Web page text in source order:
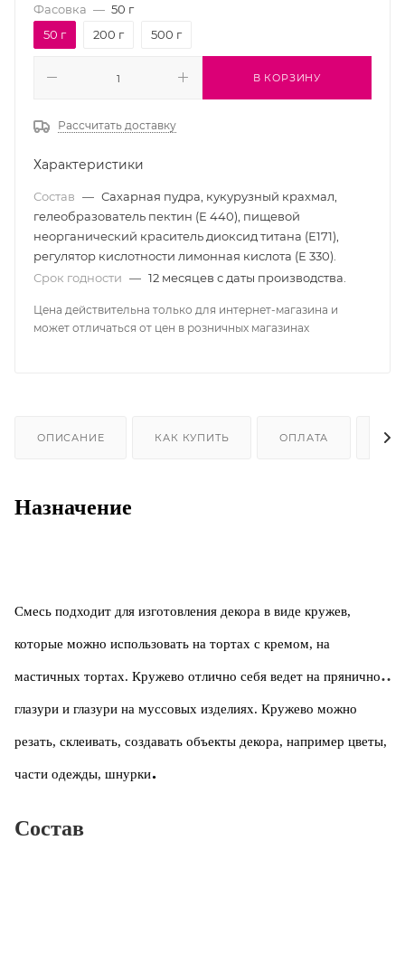
Фасовка — 50 г
50 г
200 г 500 г
В КОРЗИНУ
Рассчитать доставку
Характеристики
Состав — Сахарная пудра, кукурузный крахмал,
гелеобразователь пектин (Е 440), пищевой
неорганический краситель диоксид титана (Е171),
регулятор кислотности лимонная кислота (Е 330).
Срок годности — 12 месяцев с даты производства.
Цена действительна только для интернет-магазина и
может отличаться от цен в розничных магазинах
ОПИСАНИЕ КАК КУПИТЬ ОПЛАТА
Назначение
Смесь подходит для изготовления декора в виде кружев,
которые можно использовать на тортах с кремом, на
мастичных тортах. Кружево отлично себя ведет на пряничной
глазури и глазури на муссовых изделиях. Кружево можно
резать, склеивать, создавать объекты декора, например цветы,
части одежды, шнурки.
Состав